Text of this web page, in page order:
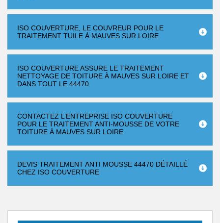
ISO COUVERTURE, LE COUVREUR POUR LE
TRAITEMENT TUILE À MAUVES SUR LOIRE
ISO COUVERTURE ASSURE LE TRAITEMENT
NETTOYAGE DE TOITURE À MAUVES SUR LOIRE ET
DANS TOUT LE 44470
CONTACTEZ L’ENTREPRISE ISO COUVERTURE
POUR LE TRAITEMENT ANTI-MOUSSE DE VOTRE
TOITURE À MAUVES SUR LOIRE
DEVIS TRAITEMENT ANTI MOUSSE 44470 DÉTAILLÉ
CHEZ ISO COUVERTURE